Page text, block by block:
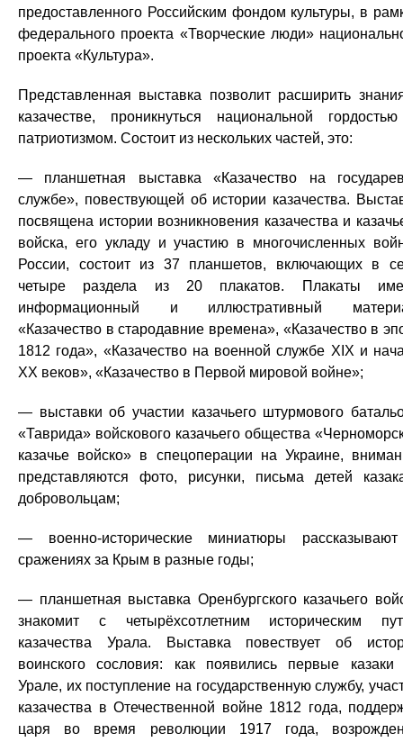
предоставленного Российским фондом культуры, в
федерального проекта «Творческие люди»
проекта «Культура».
Представленная выставка позволит расширить
казачестве, проникнуться национальной
патриотизмом. Состоит из нескольких частей, это:
— планшетная выставка «Казачество на
службе», повествующей об истории казачества.
посвящена истории возникновения казачества и
войска, его укладу и участию в многочисленных
России, состоит из 37 планшетов, включающих в
четыре раздела из 20 плакатов. Плакаты
информационный и иллюстративный
«Казачество в стародавние времена», «Казачество в
1812 года», «Казачество на военной службе ХIХ и
ХХ веков», «Казачество в Первой мировой войне»;
— выставки об участии казачьего штурмового
«Таврида» войскового казачьего общества
казачье войско» в спецоперации на Украине,
представляются фото, рисунки, письма детей
добровольцам;
— военно-исторические миниатюры
сражениях за Крым в разные годы;
— планшетная выставка Оренбургского казачьего
знакомит с четырёхсотлетним историческим
казачества Урала. Выставка повествует об
воинского сословия: как появились первые казаки
Урале, их поступление на государственную службу,
казачества в Отечественной войне 1812 года,
царя во время революции 1917 года,